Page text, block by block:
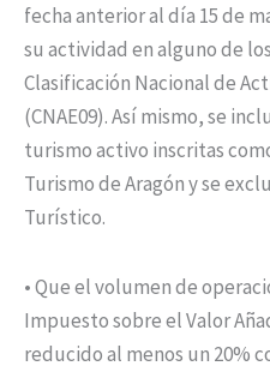
fecha anterior al día 15 de
su actividad en alguno de
Clasificación Nacional de
(CNAE09). Así mismo, se
turismo activo inscritas
Turismo de Aragón y se
Turístico.
• Que el volumen de
Impuesto sobre el Valor
reducido al menos un 20%